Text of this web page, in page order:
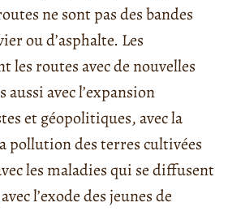
ne sont pas des bandes
ou d’asphalte. Les
les routes avec de nouvelles
avec l’expansion
et géopolitiques, avec la
pollution des terres cultivées
les maladies qui se diffusent
l’exode des jeunes de